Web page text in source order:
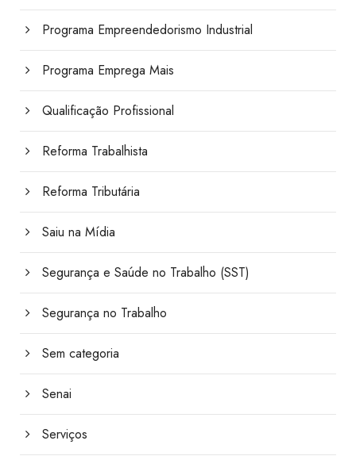
Programa Empreendedorismo Industrial
Programa Emprega Mais
Qualificação Profissional
Reforma Trabalhista
Reforma Tributária
Saiu na Mídia
Segurança e Saúde no Trabalho (SST)
Segurança no Trabalho
Sem categoria
Senai
Serviços